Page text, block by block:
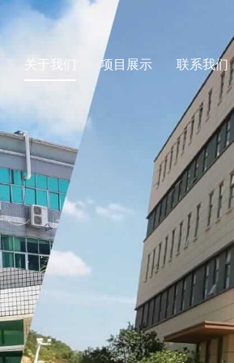
关于我们 项目展示 联系我们